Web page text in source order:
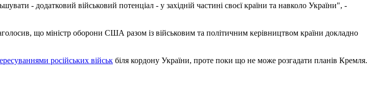
- додатковий військовий потенціал - у західній частині своєї країни та навколо України", -
що міністр оборони США разом із військовим та політичним керівництвом країни докладно
російських військ біля кордону України, проте поки що не може розгадати планів Кремля.